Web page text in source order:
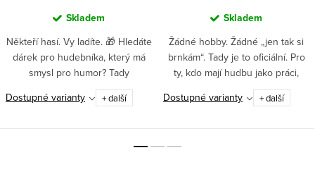
Skladem
Někteří hasí. Vy ladíte. 🎁 Hledáte
dárek pro hudebníka, který má
smysl pro humor? Tady
zasahujete přesně do té správné
harmonie.
Dostupné varianty + další
Skladem
Žádné hobby. Žádné „jen tak si
brnkám“. Tady je to oficiální. Pro
ty, kdo mají hudbu jako práci,
vášeň i způsob života.
Dostupné varianty + další